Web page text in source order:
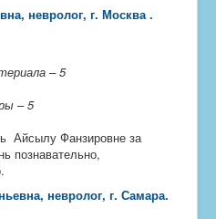
невролог, г. Москва.
– 5
– 5
Айсылу Фанзировне за
познавательно,
невролог, г. Самара.